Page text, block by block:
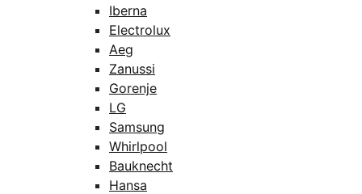
Iberna
Electrolux
Aeg
Zanussi
Gorenje
LG
Samsung
Whirlpool
Bauknecht
Hansa